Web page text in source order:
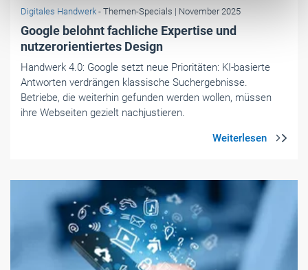
Digitales Handwerk - Themen-Specials | November 2025
Google belohnt fachliche Expertise und
nutzerorientiertes Design
Handwerk 4.0: Google setzt neue Prioritäten: KI-basierte
Antworten verdrängen klassische Suchergebnisse.
Betriebe, die weiterhin gefunden werden wollen, müssen
ihre Webseiten gezielt nachjustieren.